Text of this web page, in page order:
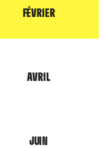
FÉVRIER
AVRIL
JUIN